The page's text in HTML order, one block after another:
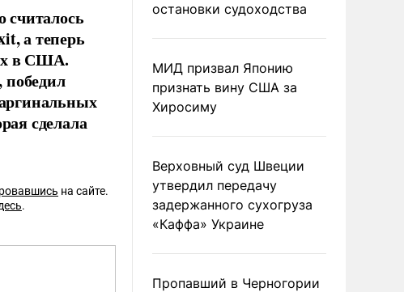
считалось
а теперь
в США.
сделала
на сайте.
.
остановки судоходства
МИД призвал Японию
признать вину США за
Хиросиму
Верховный суд Швеции
утвердил передачу
задержанного сухогруза
«Каффа» Украине
Пропавший в Черногории